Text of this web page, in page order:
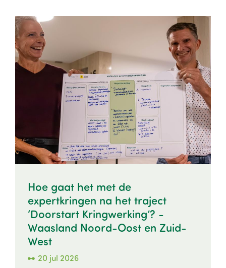
Image
Hoe gaat het met de
expertkringen na het traject
‘Doorstart Kringwerking’? -
Waasland Noord-Oost en Zuid-
West
20 jul 2026